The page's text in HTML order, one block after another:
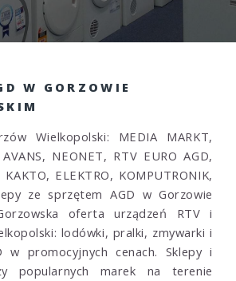
W GORZOWIE
Wielkopolski: MEDIA MARKT,
NEONET, RTV EURO AGD,
ELEKTRO, KOMPUTRONIK,
ze sprzętem AGD w Gorzowie
oferta urządzeń RTV i
lodówki, pralki, zmywarki i
w promocyjnych cenach. Sklepy i
popularnych marek na terenie